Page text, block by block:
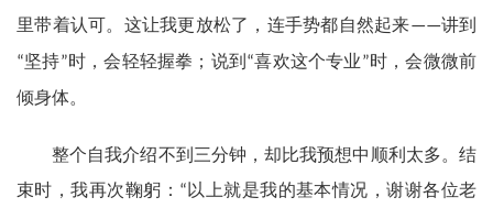
里带着认可。这让我更放松了，连手势都自然起来——讲到
“坚持”时，会轻轻握拳；说到 “喜欢这个专业”时，会微微前
倾身体。
整个自我介绍不到三分钟，却比我预想中顺利太多。结
束时，我再次鞠躬： “ 以上就是我的基本情况，谢谢各位老